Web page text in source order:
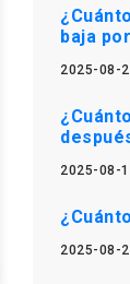
baja
2025-08-
2025-08-
2025-08-